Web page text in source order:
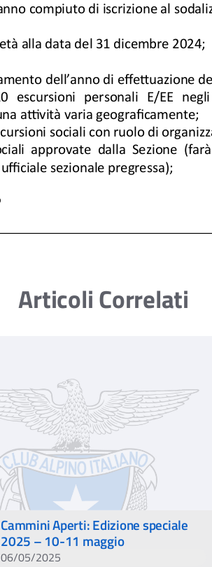
Articoli Correlati
Cammini Aperti: Edizione speciale
2025 – 10-11 maggio
06/05/2025